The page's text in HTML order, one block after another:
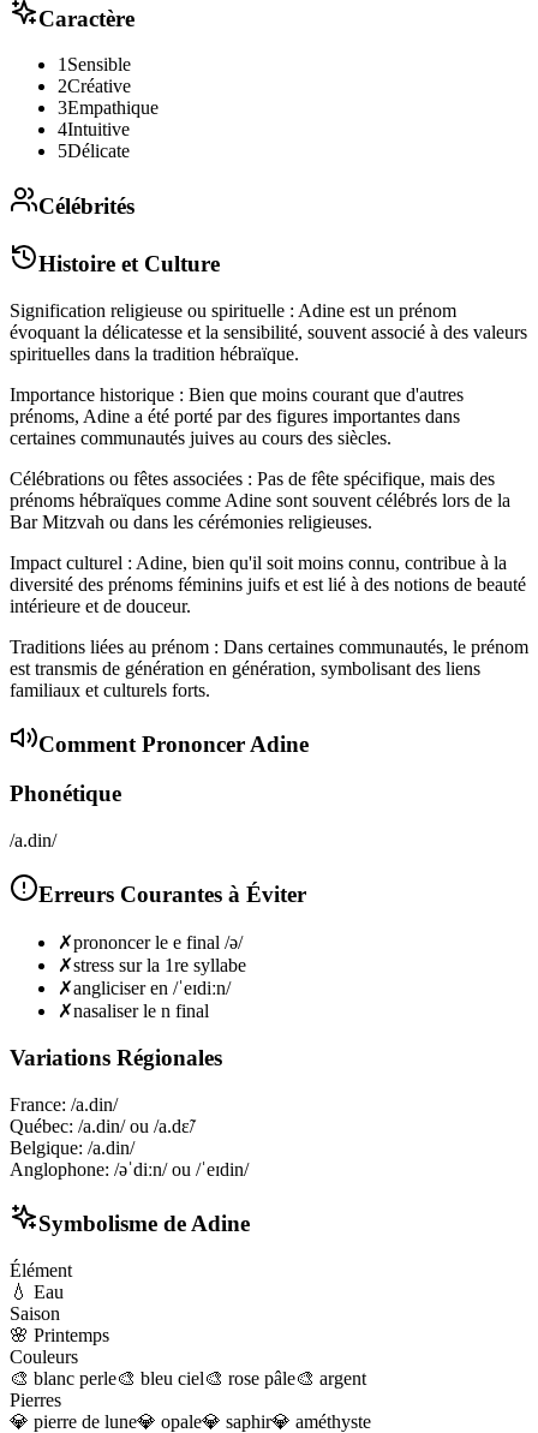
Caractère
1Sensible
2Créative
3Empathique
4Intuitive
5Délicate
Célébrités
Histoire et Culture
Signification religieuse ou spirituelle : Adine est un prénom
évoquant la délicatesse et la sensibilité, souvent associé à des valeurs
spirituelles dans la tradition hébraïque.
Importance historique : Bien que moins courant que d'autres
prénoms, Adine a été porté par des figures importantes dans
certaines communautés juives au cours des siècles.
Célébrations ou fêtes associées : Pas de fête spécifique, mais des
prénoms hébraïques comme Adine sont souvent célébrés lors de la
Bar Mitzvah ou dans les cérémonies religieuses.
Impact culturel : Adine, bien qu'il soit moins connu, contribue à la
diversité des prénoms féminins juifs et est lié à des notions de beauté
intérieure et de douceur.
Traditions liées au prénom : Dans certaines communautés, le prénom
est transmis de génération en génération, symbolisant des liens
familiaux et culturels forts.
Comment PrononcerAdine
Phonétique
/a.din/
Erreurs Courantes à Éviter
✗prononcer le e final /ə/
✗stress sur la 1re syllabe
✗angliciser en /ˈeɪdiːn/
✗nasaliser le n final
Variations Régionales
France: /a.din/
Québec: /a.din/ ou /a.dɛ̃/
Belgique: /a.din/
Anglophone: /əˈdiːn/ ou /ˈeɪdin/
Symbolisme deAdine
Élément
💧 Eau
Saison
🌸 Printemps
Couleurs
🎨 blanc perle🎨 bleu ciel🎨 rose pâle🎨 argent
Pierres
💎 pierre de lune💎 opale💎 saphir💎 améthyste